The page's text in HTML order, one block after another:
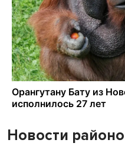
Новости